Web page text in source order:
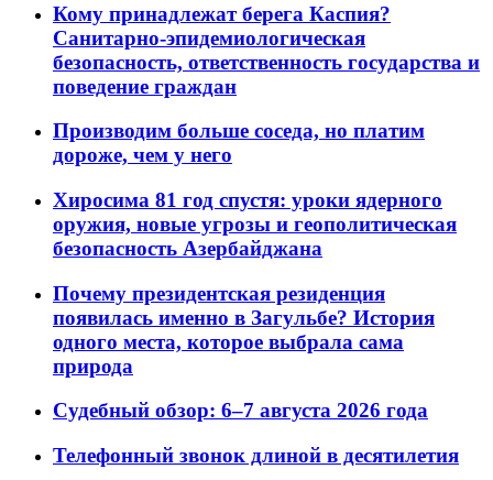
Кому принадлежат берега Каспия?
Санитарно-эпидемиологическая
безопасность, ответственность государства и
поведение граждан
Производим больше соседа, но платим
дороже, чем у него
Хиросима 81 год спустя: уроки ядерного
оружия, новые угрозы и геополитическая
безопасность Азербайджана
Почему президентская резиденция
появилась именно в Загульбе? История
одного места, которое выбрала сама
природа
Судебный обзор: 6–7 августа 2026 года
Телефонный звонок длиной в десятилетия